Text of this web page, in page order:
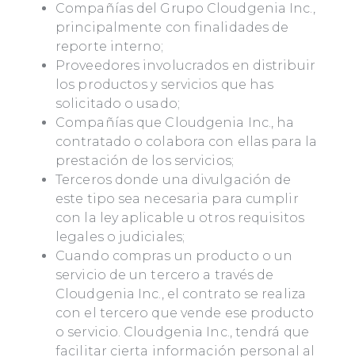
Compañías del Grupo Cloudgenia Inc.,
principalmente con finalidades de
reporte interno;
Proveedores involucrados en distribuir
los productos y servicios que has
solicitado o usado;
Compañías que Cloudgenia Inc., ha
contratado o colabora con ellas para la
prestación de los servicios;
Terceros donde una divulgación de
este tipo sea necesaria para cumplir
con la ley aplicable u otros requisitos
legales o judiciales;
Cuando compras un producto o un
servicio de un tercero a través de
Cloudgenia Inc., el contrato se realiza
con el tercero que vende ese producto
o servicio. Cloudgenia Inc., tendrá que
facilitar cierta información personal al